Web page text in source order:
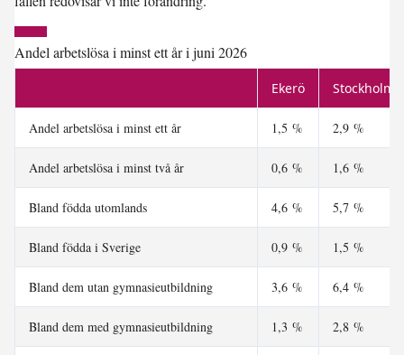
Andel arbetslösa i minst ett år i juni 2026
Ekerö
Andel arbetslösa i minst ett år 1,5 % 2,9 %
Andel arbetslösa i minst två år 0,6 % 1,6 %
Bland födda utomlands 4,6 % 5,7 %
Bland födda i Sverige 0,9 % 1,5 %
Bland dem utan gymnasieutbildning 3,6 % 6,4 %
Bland dem med gymnasieutbildning 1,3 % 2,8 %